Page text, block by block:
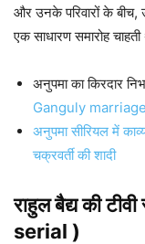
और उनके परिवारों के बीच,
एक साधारण समारोह
अनुपमा का किरदार
Ganguly
अनुपमा सीरियल में
चक्रवर्ती की शादी
राहुल बैद्य की
serial )